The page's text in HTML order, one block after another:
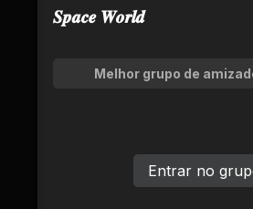
𝑺𝒑𝒂𝒄𝒆 𝑾𝒐𝒓𝒍𝒅
Melhor grupo de
Entrar no